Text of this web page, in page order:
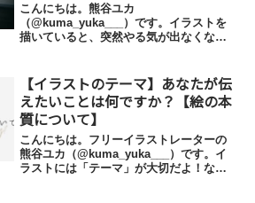
こんにちは。熊谷ユカ
（@kuma_yuka___）です。イラストを
描いていると、突然やる気が出なくなる
は、焦りますよね。どうしたらこの状況
から抜けられるの…！？そんなとき...
【イラストのテーマ】あなたが伝
えたいことは何ですか？【絵の本
質について】
こんにちは。フリーイラストレーターの
熊谷ユカ（@kuma_yuka___）です。イ
ラストには「テーマ」が大切だよ！なん